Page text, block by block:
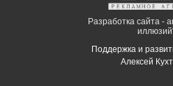
Разработка сайта -
Поддержка и
Алексей